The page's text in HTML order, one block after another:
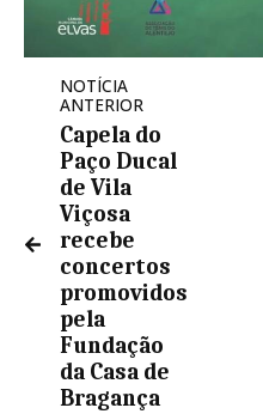
NOTÍCIA
ANTERIOR
Capela do
Paço Ducal
de Vila
Viçosa
recebe
concertos
promovidos
pela
Fundação
da Casa de
Bragança